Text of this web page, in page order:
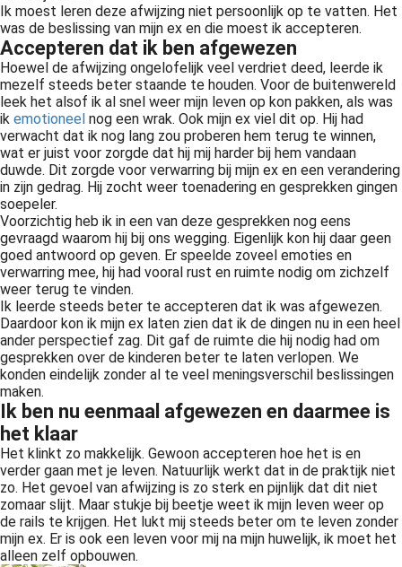
Ik moest leren deze afwijzing niet persoonlijk op te vatten. Het
was de beslissing van mijn ex en die moest ik accepteren.
Accepteren dat ik ben afgewezen
Hoewel de afwijzing ongelofelijk veel verdriet deed, leerde ik
mezelf steeds beter staande te houden. Voor de buitenwereld
leek het alsof ik al snel weer mijn leven op kon pakken, als was
ik emotioneel nog een wrak. Ook mijn ex viel dit op. Hij had
verwacht dat ik nog lang zou proberen hem terug te winnen,
wat er juist voor zorgde dat hij mij harder bij hem vandaan
duwde. Dit zorgde voor verwarring bij mijn ex en een verandering
in zijn gedrag. Hij zocht weer toenadering en gesprekken gingen
soepeler.
Voorzichtig heb ik in een van deze gesprekken nog eens
gevraagd waarom hij bij ons wegging. Eigenlijk kon hij daar geen
goed antwoord op geven. Er speelde zoveel emoties en
verwarring mee, hij had vooral rust en ruimte nodig om zichzelf
weer terug te vinden.
Ik leerde steeds beter te accepteren dat ik was afgewezen.
Daardoor kon ik mijn ex laten zien dat ik de dingen nu in een heel
ander perspectief zag. Dit gaf de ruimte die hij nodig had om
gesprekken over de kinderen beter te laten verlopen. We
konden eindelijk zonder al te veel meningsverschil beslissingen
maken.
Ik ben nu eenmaal afgewezen en daarmee is
het klaar
Het klinkt zo makkelijk. Gewoon accepteren hoe het is en
verder gaan met je leven. Natuurlijk werkt dat in de praktijk niet
zo. Het gevoel van afwijzing is zo sterk en pijnlijk dat dit niet
zomaar slijt. Maar stukje bij beetje weet ik mijn leven weer op
de rails te krijgen. Het lukt mij steeds beter om te leven zonder
mijn ex. Er is ook een leven voor mij na mijn huwelijk, ik moet het
alleen zelf opbouwen.